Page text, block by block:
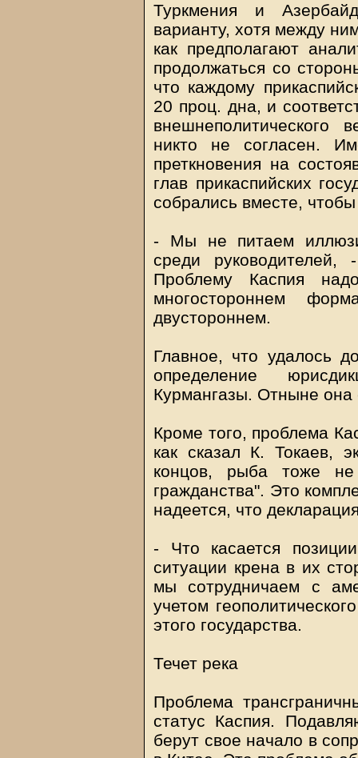
Туркмения и
варианту, хотя между
как предполагают
продолжаться со
что каждому
20 проц. дна, и
внешнеполитического
никто не согласен.
преткновения на
глав прикаспийских
собрались вместе,
- Мы не питаем
среди
Проблему Каспия
многостороннем
двустороннем.
Главное, что удалось
определение
Курмангазы. Отныне она
Кроме того, проблема
как сказал К. Токаев,
концов, рыба тоже не
гражданства". Это
надеется, что
- Что касается
ситуации крена в их
мы сотрудничаем с
учетом
этого государства.
Течет река
Проблема
статус Каспия.
берут свое начало в